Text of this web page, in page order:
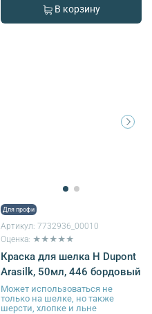
В корзину
Для профи
Артикул: 7732936_00010
Оценка: ★★★★★
Краска для шелка H Dupont
Arasilk, 50мл, 446 бордовый
Может использоваться не
только на шелке, но также
шерсти, хлопке и льне